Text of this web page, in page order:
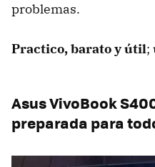
problemas.
Practico, barato y útil;
Asus VivoBook
preparada para